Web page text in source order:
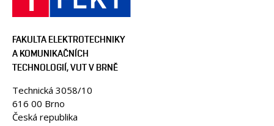
FAKULTA ELEKTROTECHNIKY
A KOMUNIKAČNÍCH
TECHNOLOGIÍ, VUT V BRNĚ
Technická 3058/10
616 00 Brno
Česká republika